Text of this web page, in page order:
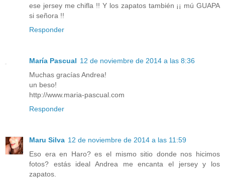
ese jersey me chifla !! Y los zapatos también ¡¡ mú GUAPA
si señora !!
Responder
María Pascual 12 de noviembre de 2014 a las 8:36
Muchas gracías Andrea!
un beso!
http://www.maria-pascual.com
Responder
Maru Silva 12 de noviembre de 2014 a las 11:59
Eso era en Haro? es el mismo sitio donde nos hicimos
fotos? estás ideal Andrea me encanta el jersey y los
zapatos.